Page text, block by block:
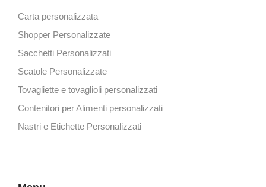
Carta personalizzata
Shopper Personalizzate
Sacchetti Personalizzati
Scatole Personalizzate
Tovagliette e tovaglioli personalizzati
Contenitori per Alimenti personalizzati
Nastri e Etichette Personalizzati